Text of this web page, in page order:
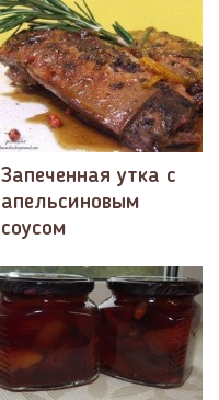
Запеченная утка с
апельсиновым
соусом